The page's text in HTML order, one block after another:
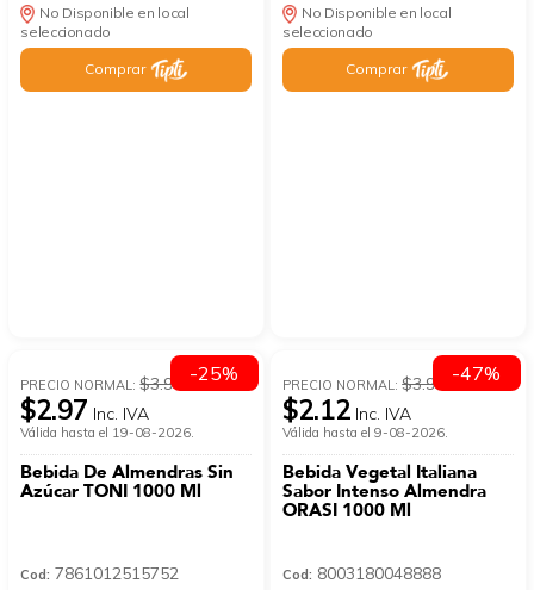
No Disponible en local
seleccionado
Comprar
No Disponible en local
seleccionado
Comprar
PRECIO NORMAL:$3.96
$2.97 Inc. IVA
Válida hasta el 19-08-2026.
Bebida De Almendras Sin
Azúcar TONI 1000 Ml
Cod: 7861012515752
-25% PRECIO NORMAL:$3.99
$2.12 Inc. IVA
Válida hasta el 9-08-2026.
Bebida Vegetal Italiana
Sabor Intenso Almendra
ORASI 1000 Ml
Cod: 8003180048888
-47%